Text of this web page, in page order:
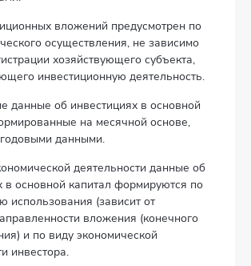
вложений предусмотрен по
осуществления, не зависимо
хозяйствующего субъекта,
инвестиционную деятельность.
данные об инвестициях в основной
на месячной основе,
данными.
деятельности данные об
в основной капитал формируются по
использования (зависит от
вложения (конечного
и по виду экономической
инвестора.